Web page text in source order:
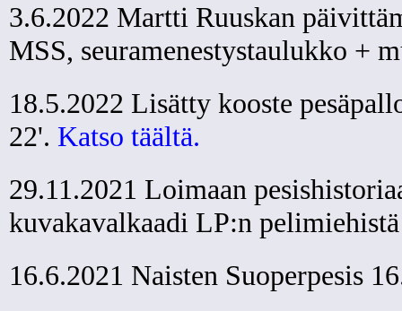
3.6.2022 Martti Ruuskan
MSS, seuramenestystaulukko +
18.5.2022 Lisätty kooste
22'. Katso täältä.
29.11.2021 Loimaan
kuvakavalkaadi LP:n
16.6.2021 Naisten Suoperpesis